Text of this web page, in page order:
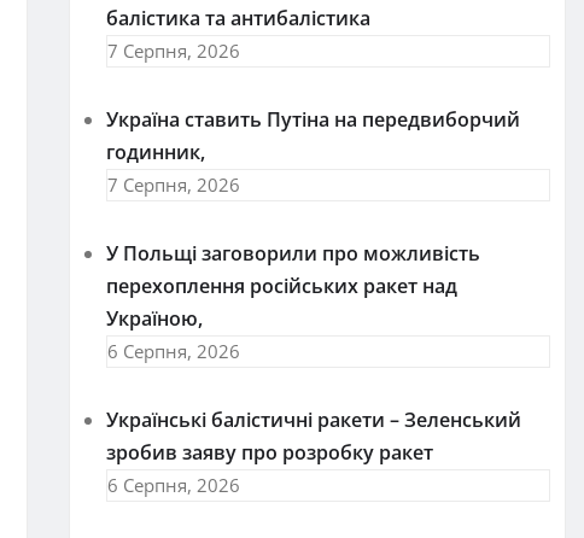
балістика та антибалістика
7 Серпня, 2026
Україна ставить Путіна на передвиборчий
годинник,
7 Серпня, 2026
У Польщі заговорили про можливість
перехоплення російських ракет над
Україною,
6 Серпня, 2026
Українські балістичні ракети – Зеленський
зробив заяву про розробку ракет
6 Серпня, 2026